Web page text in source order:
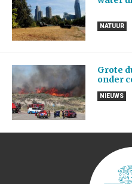
NATUUR
Grote
onder
NIEUWS